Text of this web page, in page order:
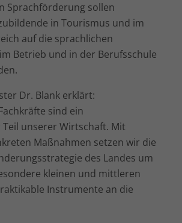
Sprachförderung sollen
in Tourismus und im
auf die sprachlichen
Betrieb und in der Berufsschule
Dr. Blank erklärt:
sind ein
unserer Wirtschaft. Mit
Maßnahmen setzen wir die
des Landes um
kleinen und mittleren
Instrumente an die